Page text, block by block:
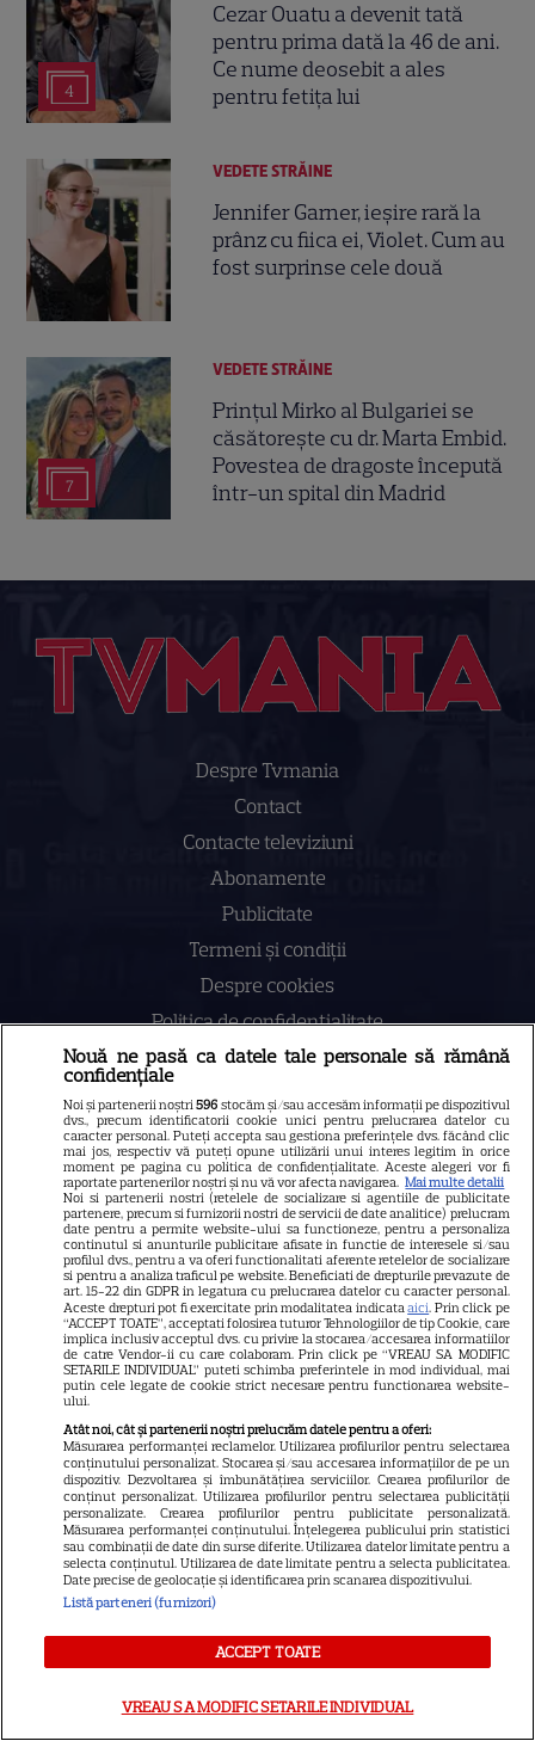
4
Cezar Ouatu a devenit tată
pentru prima dată la 46 de ani.
Ce nume deosebit a ales
pentru fetița lui
VEDETE STRĂINE
Jennifer Garner, ieșire rară la
prânz cu fiica ei, Violet. Cum au
fost surprinse cele două
7
VEDETE STRĂINE
Prințul Mirko al Bulgariei se
căsătorește cu dr. Marta Embid.
Povestea de dragoste începută
într-un spital din Madrid
Despre Tvmania
Contact
Contacte televiziuni
Abonamente
Publicitate
Termeni și condiții
Despre cookies
Politica de confidenţialitate
Sitemap
NUMĂRUL CURENT
ABONEAZA-TE LA REVISTĂ
Libertatea
Libertatea pentru femei
GSP
Știri mondene
Avantaje
Elle
Unica
Retete practice
Nouă ne pasă ca datele tale personale să rămână
confidențiale
Noi și partenerii noștri596 stocăm și/sau accesăm informații pe dispozitivul
dvs., precum identificatorii cookie unici pentru prelucrarea datelor cu
caracter personal. Puteți accepta sau gestiona preferințele dvs. făcând clic
mai jos, respectiv vă puteți opune utilizării unui interes legitim în orice
moment pe pagina cu politica de confidențialitate. Aceste alegeri vor fi
raportate partenerilor noștri și nu vă vor afecta navigarea. Mai multe detalii
Noi si partenerii nostri (retelele de socializare si agentiile de publicitate
partenere, precum si furnizorii nostri de servicii de date analitice) prelucram
date pentru a permite website-ului sa functioneze, pentru a personaliza
continutul si anunturile publicitare afisate in functie de interesele si/sau
profilul dvs., pentru a va oferi functionalitati aferente retelelor de socializare
si pentru a analiza traficul pe website. Beneficiati de drepturile prevazute de
art. 15-22 din GDPR in legatura cu prelucrarea datelor cu caracter personal.
Aceste drepturi pot fi exercitate prin modalitatea indicataaici. Prin click pe
“ACCEPT TOATE”, acceptati folosirea tuturor Tehnologiilor de tip Cookie, care
implica inclusiv acceptul dvs. cu privire la stocarea/accesarea informatiilor
de catre Vendor-ii cu care colaboram. Prin click pe “VREAU SA MODIFIC
SETARILE INDIVIDUAL” puteti schimba preferintele in mod individual, mai
putin cele legate de cookie strict necesare pentru functionarea website-
ului.
Atât noi, cât și partenerii noștri prelucrăm datele pentru a oferi:
Măsurarea performanței reclamelor. Utilizarea profilurilor pentru selectarea
conținutului personalizat. Stocarea și/sau accesarea informațiilor de pe un
dispozitiv. Dezvoltarea și îmbunătățirea serviciilor. Crearea profilurilor de
conținut personalizat. Utilizarea profilurilor pentru selectarea publicității
personalizate. Crearea profilurilor pentru publicitate personalizată.
Măsurarea performanței conținutului. Înțelegerea publicului prin statistici
sau combinații de date din surse diferite. Utilizarea datelor limitate pentru a
selecta conținutul. Utilizarea de date limitate pentru a selecta publicitatea.
Date precise de geolocație și identificarea prin scanarea dispozitivului.
Listă parteneri (furnizori)
ACCEPT TOATE
VREAU SA MODIFIC SETARILE INDIVIDUAL